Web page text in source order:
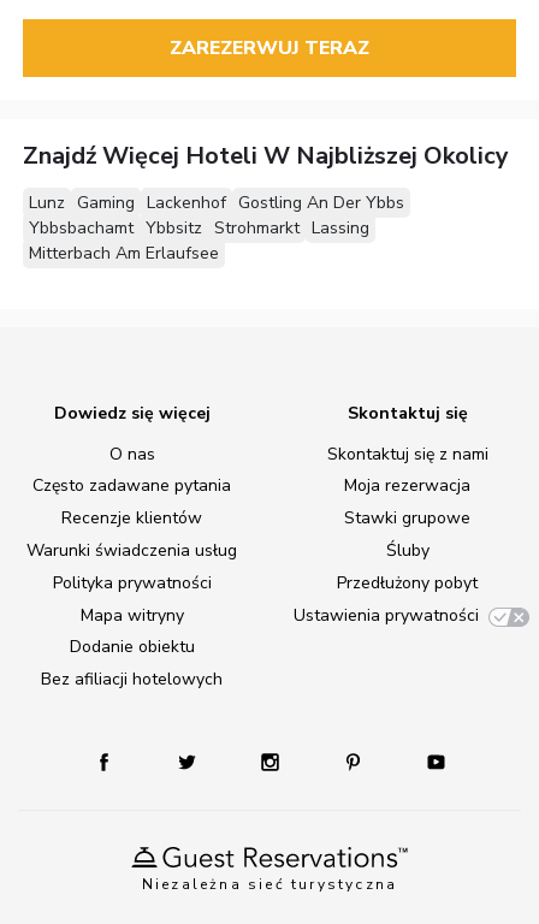
ZAREZERWUJ TERAZ
Znajdź Więcej Hoteli W Najbliższej Okolicy
Lunz Gaming Lackenhof Gostling An Der Ybbs
Ybbsbachamt Ybbsitz Strohmarkt Lassing
Mitterbach Am Erlaufsee
Niezależna sieć turystyczna
Dowiedz się więcej
O nas
Często zadawane pytania
Recenzje klientów
Warunki świadczenia usług
Polityka prywatności
Mapa witryny
Dodanie obiektu
Bez afiliacji hotelowych
Skontaktuj się
Skontaktuj się z nami
Moja rezerwacja
Stawki grupowe
Śluby
Przedłużony pobyt
Ustawienia prywatności